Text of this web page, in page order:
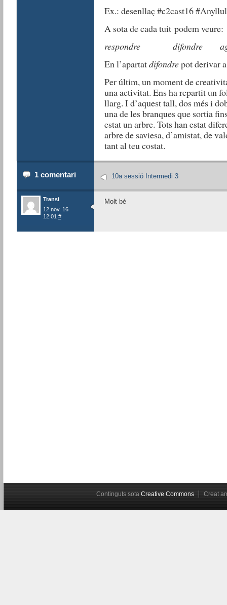
Ex.: desenllaç #c2cast16
A sota de cada tuit podem veure:
respondre
difondre
En l’apartatdifondrepot derivar
Per últim, un moment de
una activitat. Ens ha repartit un
llarg. I d’aquest tall, dos més i
una de les branques que sortia
estat un arbre. Tots han estat
arbre de saviesa, d’amistat, de
tant al teu costat.
1 comentari 10a sessió Intermedi 3
Transi
12 nov. 16
12:01 #
Molt bé
Continguts sota Creative Commons Creat